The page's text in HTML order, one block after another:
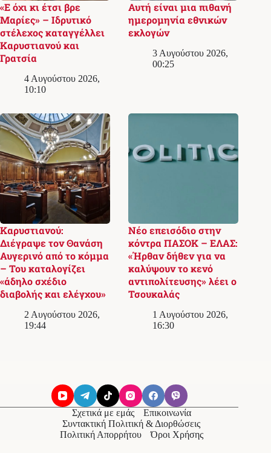
«Ε όχι κι έτσι βρε
Μαρίες» – Ιδρυτικό
στέλεχος καταγγέλλει
Καρυστιανού και
Γρατσία
4 Αυγούστου 2026,
10:10
Αυτή είναι μια πιθανή
ημερομηνία εθνικών
εκλογών
3 Αυγούστου 2026,
00:25
Καρυστιανού:
Διέγραψε τον Θανάση
Αυγερινό από το κόμμα
– Του καταλογίζει
«άδηλο σχέδιο
διαβολής και ελέγχου»
2 Αυγούστου 2026,
19:44
Νέο επεισόδιο στην
κόντρα ΠΑΣΟΚ – ΕΛΑΣ:
«Ήρθαν δήθεν για να
καλύψουν το κενό
αντιπολίτευσης» λέει ο
Τσουκαλάς
1 Αυγούστου 2026,
16:30
Σχετικά με εμάς
Επικοινωνία
Συντακτική Πολιτική & Διορθώσεις
Πολιτική Απορρήτου
Όροι Χρήσης